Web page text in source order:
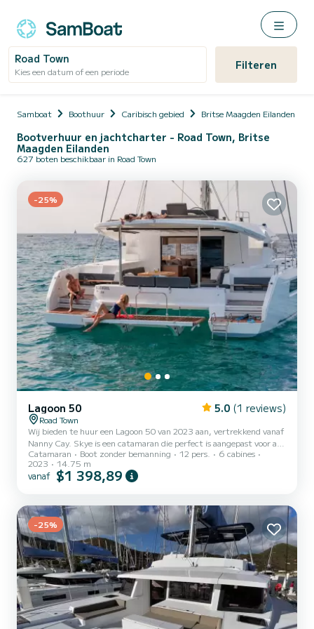
Road Town
Kies een datum of een periode Filteren
Samboat Boothuur Caribisch gebied Britse Maagden Eilanden
Bootverhuur en jachtcharter - Road Town, Britse
Maagden Eilanden
627 boten beschikbaar in Road Town
-25%
Lagoon 50 5.0 (1 reviews)
Road Town
Wij bieden te huur een Lagoon 50 van 2023 aan, vertrekkend vanaf
Nanny Cay. Skye is een catamaran die perfect is aangepast voor alle
verhuur. Deze catamaran is zeer aangenaam om te hanteren voor
een cruise van een week of langer. De boot heeft 6 hutten met
totaal comfort en een capaciteit van 14 passagiers. Met een totale
Nanny Cay Voor uw comfort heeft Skye 6 toilet...
Catamaran Boot zonder bemanning 12 pers.
6 cabines
2023
14.75 m
vanaf $1 398,89
-25%